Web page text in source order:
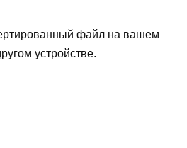
файл на вашем
устройстве.